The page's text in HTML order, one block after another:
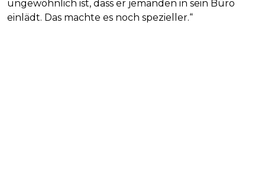
ungewöhnlich ist, dass er jemanden in sein Büro
einlädt. Das machte es noch spezieller.“